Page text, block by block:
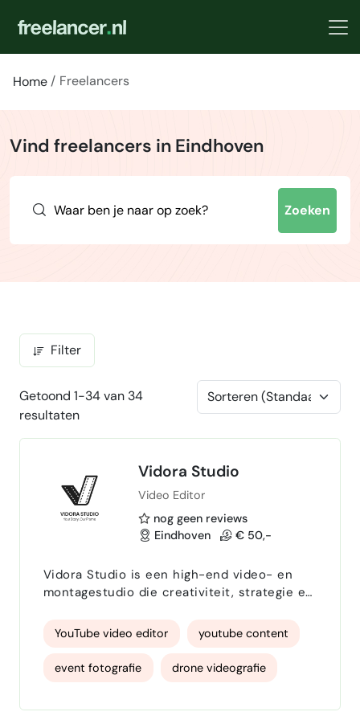
Home Freelancers
Vind freelancers in Eindhoven
Zoeken
Filter
Getoond 1-34 van 34
resultaten
Vidora Studio
Video Editor
nog geen reviews
Eindhoven
€ 50,-
Vidora Studio is een high-end video- en
montagestudio die creativiteit, strategie en
standaardvideo’s; elk project heeft een
doel: aandacht trekken, kijkers vasthouden
en resultaat leveren. Met een diepgaand
begrip van socialmediatrends en wat
we precies hoe we kijkers in de eerste
YouTube video editor youtube content
event fotografie drone videografie